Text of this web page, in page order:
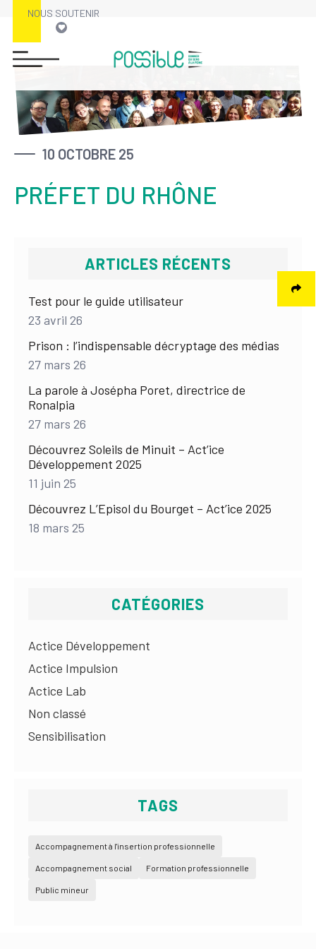
Skip
content
NOUS SOUTENIR
10 OCTOBRE 25
PRÉFET DU RHÔNE
ARTICLES RÉCENTS
Test pour le guide utilisateur
23 avril 26
Prison : l’indispensable décryptage des médias
27 mars 26
La parole à Josépha Poret, directrice de
Ronalpia
27 mars 26
Découvrez Soleils de Minuit – Act’ice
Développement 2025
11 juin 25
Découvrez L’Episol du Bourget – Act’ice 2025
18 mars 25
CATÉGORIES
Actice Développement
Actice Impulsion
Actice Lab
Non classé
Sensibilisation
TAGS
Accompagnement à l'insertion professionnelle
Accompagnement social Formation professionnelle
Public mineur